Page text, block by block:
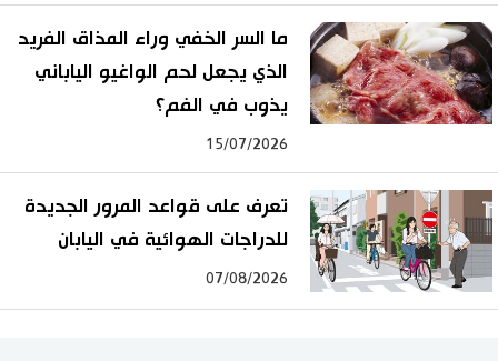
ما السر الخفي وراء المذاق الفريد
الذي يجعل لحم الواغيو الياباني
يذوب في الفم؟
15/07/2026
تعرف على قواعد المرور الجديدة
للدراجات الهوائية في اليابان
07/08/2026